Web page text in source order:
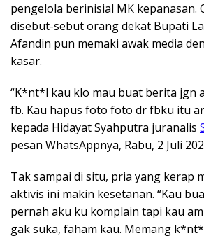
pengelola berinisial MK kepanasan.
disebut-sebut orang dekat Bupati
Afandin pun memaki awak media
kasar.
“K*nt*l kau klo mau buat berita jgn
fb. Kau hapus foto foto dr fbku itu
kepada Hidayat Syahputra juranalis
pesan WhatsAppnya, Rabu, 2 Juli
Tak sampai di situ, pria yang kerap
aktivis ini makin kesetanan. “Kau
pernah aku ku komplain tapi kau
gak suka, faham kau. Memang